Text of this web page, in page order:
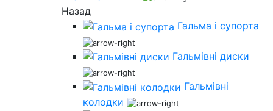
Назад
Гальма і супорта
Гальмівні диски
Гальмівні
колодки